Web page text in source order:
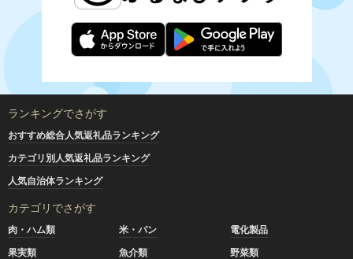
ランキングでさがす
おすすめ総合人気返礼品ランキング
カテゴリ別人気返礼品ランキング
人気自治体ランキング
カテゴリでさがす
肉・ハム類 米・パン
電化製品
果実類
魚介類
野菜類